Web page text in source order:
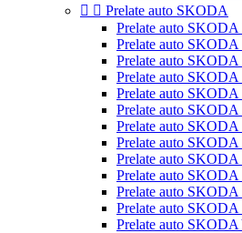
  Prelate auto SKODA
Prelate auto
Prelate auto
Prelate auto SKODA
Prelate auto SKODA
Prelate auto SKODA
Prelate auto SKODA
Prelate auto SKODA
Prelate auto SKODA
Prelate auto SKODA
Prelate auto SKODA
Prelate auto SKODA
Prelate auto SKODA
Prelate auto SKODA